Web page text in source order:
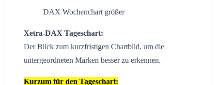
DAX Wochenchart größer
Xetra-DAX Tageschart:
Der Blick zum kurzfristigen Chartbild, um die
untergeordneten Marken besser zu erkennen.
Kurzum für den Tageschart: